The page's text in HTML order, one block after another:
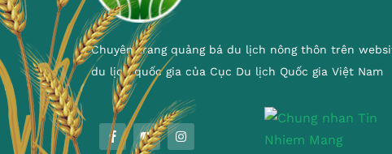
Chuyên trang quảng bá du lịch nông thôn trên
du lịch quốc gia của Cục Du lịch Quốc gia Việt Nam